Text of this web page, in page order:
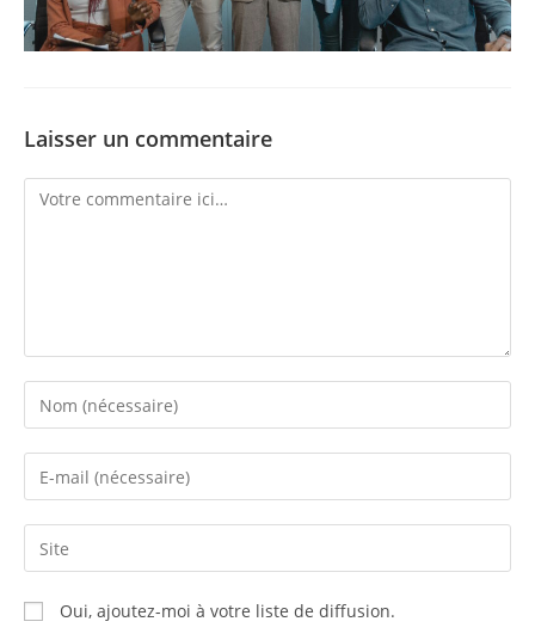
Laisser un commentaire
Comment
Enter
your
name
comment
Enter
your
email
address
comment
Saisir
l’URL
de
votre
Oui, ajoutez-moi à votre liste de diffusion.